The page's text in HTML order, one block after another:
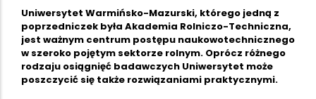
Uniwersytet Warmińsko-Mazurski, którego jedną z
poprzedniczek była Akademia Rolniczo-Techniczna,
jest ważnym centrum postępu naukowotechnicznego
w szeroko pojętym sektorze rolnym. Oprócz różnego
rodzaju osiągnięć badawczych Uniwersytet może
poszczycić się także rozwiązaniami praktycznymi.